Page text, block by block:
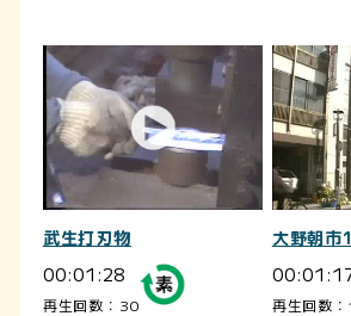
武生打刃物
00:01:28
再生回数：30
大野朝市1
再生回数